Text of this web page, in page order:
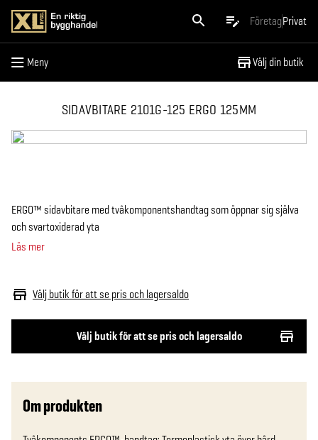
FöretagPrivat
Meny Välj din butik
Meny
SIDAVBITARE 2101G-125 ERGO 125MM
Välj butik för att se pris och lagersaldo
Välj butik för att se pris och lagersaldo
ERGO™ sidavbitare med tvåkomponentshandtag som öppnar sig själva
och svartoxiderad yta
Läs mer
Om produkten